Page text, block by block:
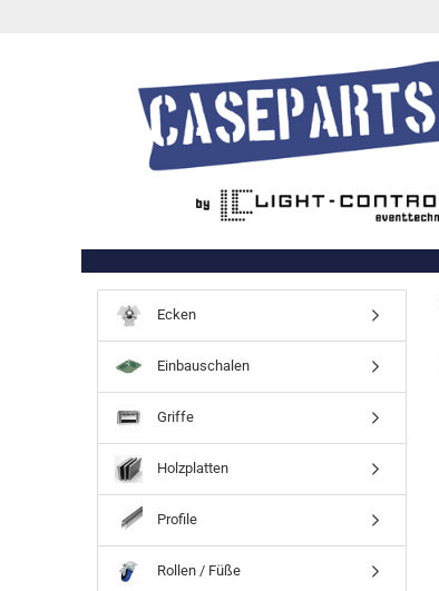
Ecken
Einbauschalen
Griffe
Holzplatten
Profile
Rollen / Füße